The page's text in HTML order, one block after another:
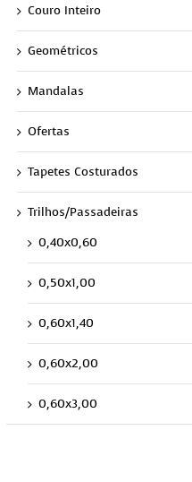
Couro Inteiro
Geométricos
Mandalas
Ofertas
Tapetes Costurados
Trilhos/Passadeiras
0,40x0,60
0,50x1,00
0,60x1,40
0,60x2,00
0,60x3,00